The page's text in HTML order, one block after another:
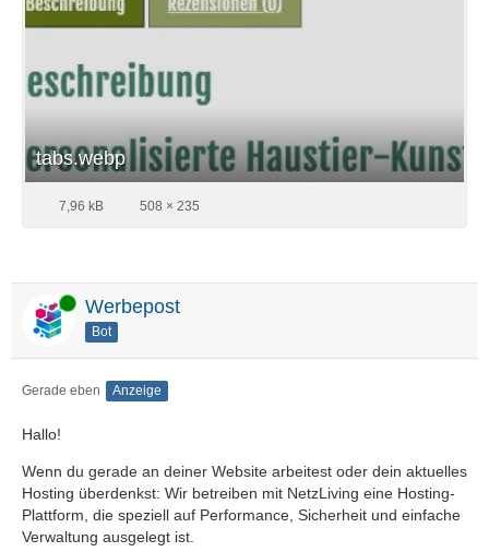
tabs.webp
7,96 kB 508 × 235
Online Werbepost
Bot
Gerade eben Anzeige
Hallo!
Wenn du gerade an deiner Website arbeitest oder dein aktuelles
Hosting überdenkst: Wir betreiben mit NetzLiving eine Hosting-
Plattform, die speziell auf Performance, Sicherheit und einfache
Verwaltung ausgelegt ist.